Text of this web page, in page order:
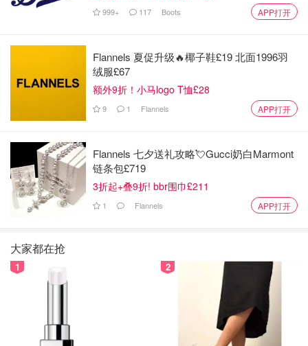
999+ 117 Boots APP打开
Flannels 夏促升级🔥椰子鞋£19 北面1996羽
绒服£67
额外9折！小马logo T恤£28
9 1 Flannels APP打开
Flannels 七夕送礼攻略💘Gucci奶白Marmont
链条包£719
3折起+叠9折! bbr围巾£211
1 Flannels APP打开
大家都在抢
1 2